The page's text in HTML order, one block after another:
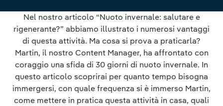
Nel nostro articolo “Nuoto invernale: salutare e
rigenerante?” abbiamo illustrato i numerosi vantaggi
di questa attività. Ma cosa si prova a praticarla?
Martin, il nostro Content Manager, ha affrontato con
coraggio una sfida di 30 giorni di nuoto invernale. In
questo articolo scoprirai per quanto tempo bisogna
immergersi, con quale frequenza si è immerso Martin,
come mettere in pratica questa attività in casa, quali